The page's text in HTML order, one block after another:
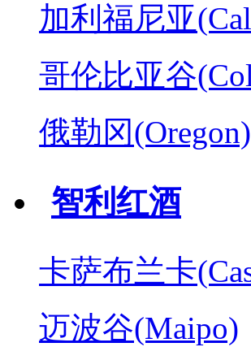
加利福尼亚
哥伦比亚谷
俄勒冈(Oregon)
智利红酒
卡萨布兰卡
迈波谷(Maipo)